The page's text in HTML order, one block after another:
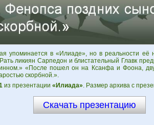
упоминается в «Илиаде», но в реальности её
ликиян Сарпедон и блистательный Главк
«После пошел он на Ксанфа и Фоона,
скорбной.».
из презентации «Илиада». Размер архива с
Скачать презентацию